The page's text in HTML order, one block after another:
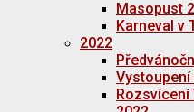
Masopust
Karneval v
2022
Vystoupení